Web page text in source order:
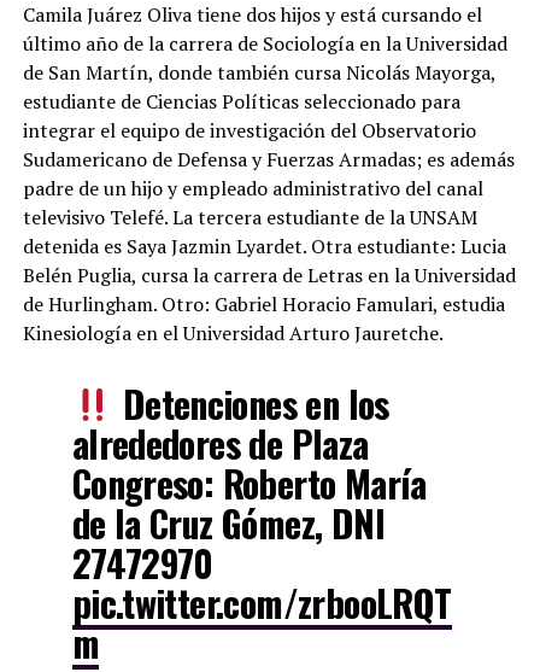
Camila Juárez Oliva tiene dos hijos y está cursando el
último año de la carrera de Sociología en la Universidad
de San Martín, donde también cursa Nicolás Mayorga,
estudiante de Ciencias Políticas seleccionado para
integrar el equipo de investigación del Observatorio
Sudamericano de Defensa y Fuerzas Armadas; es además
padre de un hijo y empleado administrativo del canal
televisivo Telefé. La tercera estudiante de la UNSAM
detenida es Saya Jazmin Lyardet. Otra estudiante: Lucia
Belén Puglia, cursa la carrera de Letras en la Universidad
de Hurlingham. Otro: Gabriel Horacio Famulari, estudia
Kinesiología en el Universidad Arturo Jauretche.
Detenciones en los
alrededores de Plaza
Congreso: Roberto María
de la Cruz Gómez, DNI
27472970
pic.twitter.com/zrbooLRQT
m